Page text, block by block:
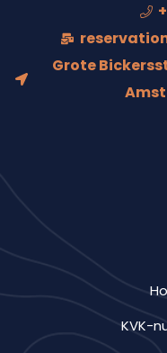
Grote
KVK-